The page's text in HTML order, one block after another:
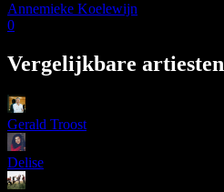
Annemieke Koelewijn
0
Vergelijkbare artiesten
Gerald Troost
Delise